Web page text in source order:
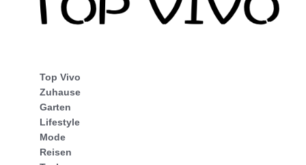
Top Vivo
Zuhause
Garten
Lifestyle
Mode
Reisen